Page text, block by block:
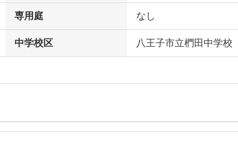
専用庭 なし
中学校区 八王子市立椚田中学校